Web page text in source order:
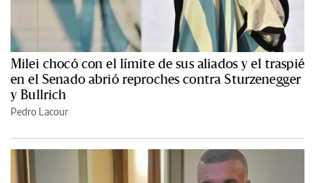
Milei chocó con el límite de sus aliados y el traspié
en el Senado abrió reproches contra Sturzenegger
y Bullrich
Pedro Lacour